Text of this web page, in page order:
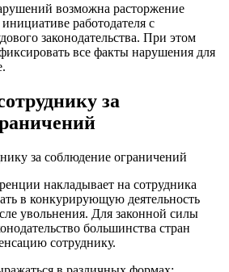
возможна расторжение
работодателя с
законодательства. При этом
все факты нарушения для
за
накладывает на сотрудника
в конкурирующую деятельность
увольнения. Для законной силы
большинства стран
сотруднику.